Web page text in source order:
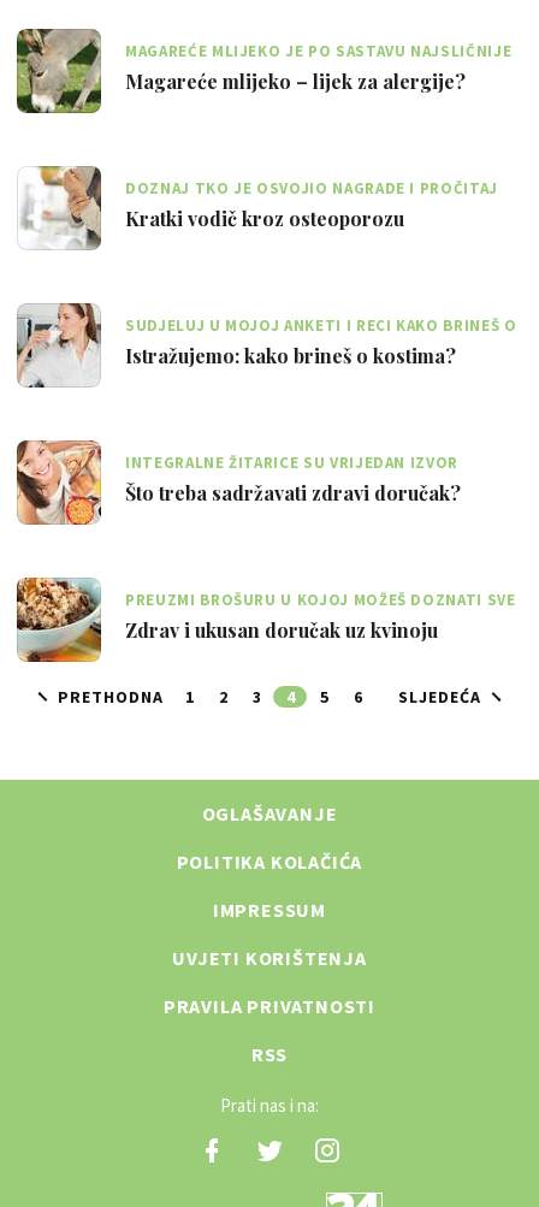
MAGAREĆE MLIJEKO JE PO SASTAVU NAJSLIČNIJE
MAJČINU MLIJEKU
Magareće mlijeko – lijek za alergije?
DOZNAJ TKO JE OSVOJIO NAGRADE I PROČITAJ
SAVJETE ČITATELJICA!
Kratki vodič kroz osteoporozu
SUDJELUJ U MOJOJ ANKETI I RECI KAKO BRINEŠ O
SVOJIM KOSTIMA
Istražujemo: kako brineš o kostima?
INTEGRALNE ŽITARICE SU VRIJEDAN IZVOR
VITAMINA E I B SKUPINE
Što treba sadržavati zdravi doručak?
PREUZMI BROŠURU U KOJOJ MOŽEŠ DOZNATI SVE
O ZDRAVOM JUTARNJEM OBROKU
Zdrav i ukusan doručak uz kvinoju
PRETHODNA 1 2 3 4 5 6 SLJEDEĆA
OGLAŠAVANJE
POLITIKA KOLAČIĆA
IMPRESSUM
UVJETI KORIŠTENJA
PRAVILA PRIVATNOSTI
RSS
Prati nas i na: